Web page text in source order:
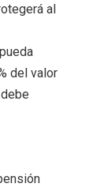
al
del valor